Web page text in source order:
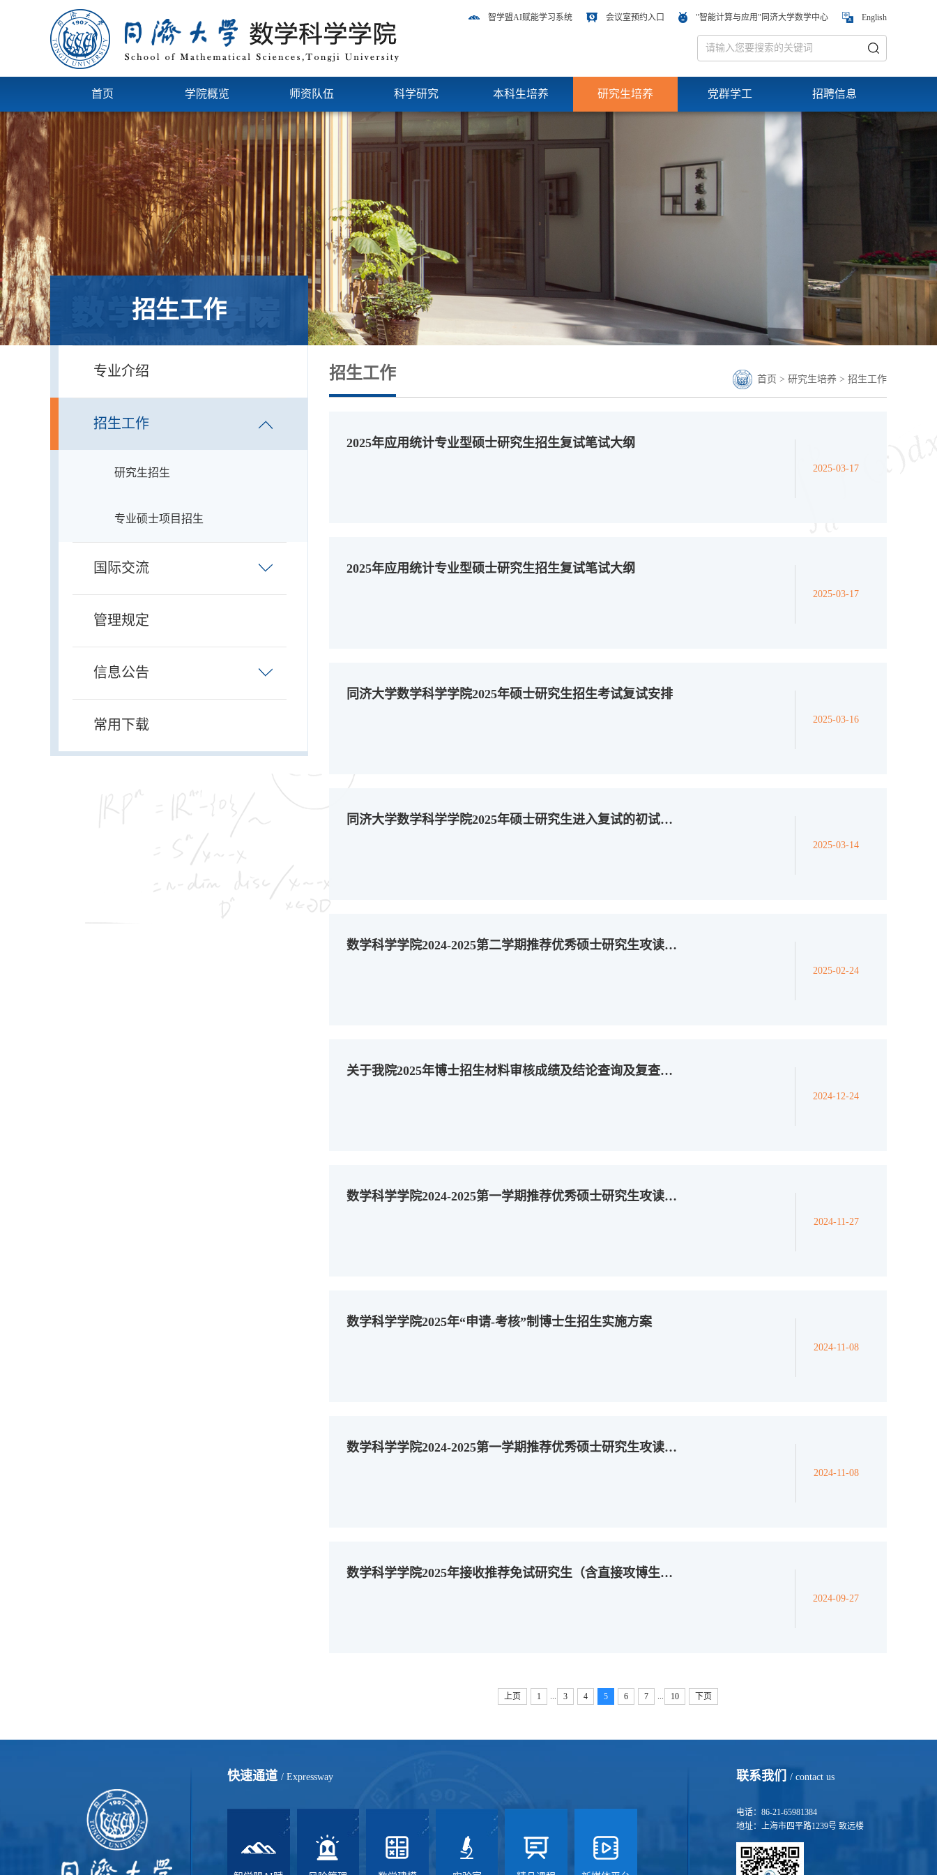
智学盟AI赋能学习系统 会议室预约入口 "智能计算与应用"同济大学数学中心 English
首页 学院概览 师资队伍 科学研究 本科生培养 研究生培养 党群学工 招聘信息
招生工作
专业介绍
招生工作
研究生招生
专业硕士项目招生
国际交流
管理规定
信息公告
常用下载
招生工作 首页 > 研究生培养 > 招生工作
2025年应用统计专业型硕士研究生招生复试笔试大纲
2025-03-17
2025年应用统计专业型硕士研究生招生复试笔试大纲
2025-03-17
同济大学数学科学学院2025年硕士研究生招生考试复试安排
2025-03-16
同济大学数学科学学院2025年硕士研究生进入复试的初试成绩基本要求
2025-03-14
数学科学学院2024-2025第二学期推荐优秀硕士研究生攻读博士研究生的实施细则
2025-02-24
关于我院2025年博士招生材料审核成绩及结论查询及复查通知
2024-12-24
数学科学学院2024-2025第一学期推荐优秀硕士研究生攻读博士研究生成绩公示
2024-11-27
数学科学学院2025年“申请-考核”制博士生招生实施方案
2024-11-08
数学科学学院2024-2025第一学期推荐优秀硕士研究生攻读博士研究生的实施细则
2024-11-08
数学科学学院2025年接收推荐免试研究生（含直接攻博生）复试总成绩排序
2024-09-27
上页 1 3 4 5 6 7 10 下页
快速通道 / Expressway 联系我们 / contact us
电话：86-21-65981384
地址：上海市四平路1239号 致远楼